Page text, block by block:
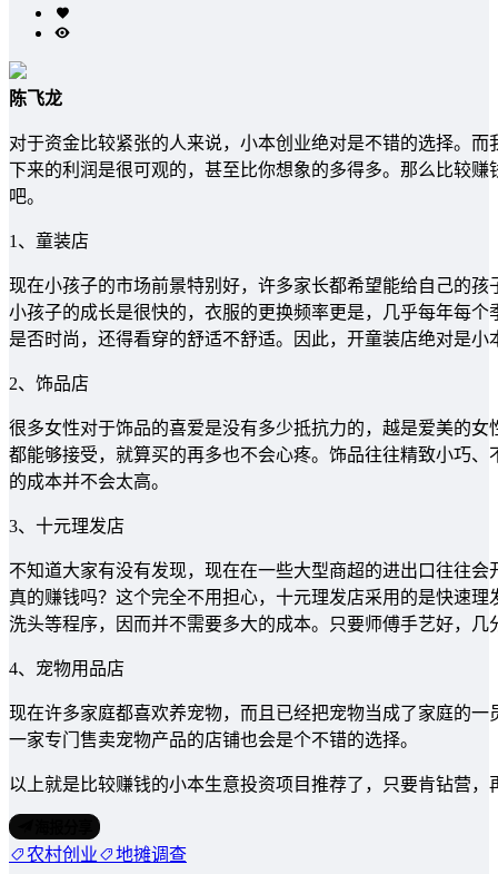
陈飞龙
对于资金比较紧张的人来说，小本创业绝对是不错的选择。
下来的利润是很可观的，甚至比你想象的多得多。那么比较
吧。
1、童装店
现在小孩子的市场前景特别好，许多家长都希望能给自己的
小孩子的成长是很快的，衣服的更换频率更是，几乎每年每
是否时尚，还得看穿的舒适不舒适。因此，开童装店绝对是小
2、饰品店
很多女性对于饰品的喜爱是没有多少抵抗力的，越是爱美的
都能够接受，就算买的再多也不会心疼。饰品往往精致小巧
的成本并不会太高。
3、十元理发店
不知道大家有没有发现，现在在一些大型商超的进出口往往
真的赚钱吗？这个完全不用担心，十元理发店采用的是快速
洗头等程序，因而并不需要多大的成本。只要师傅手艺好，
4、宠物用品店
现在许多家庭都喜欢养宠物，而且已经把宠物当成了家庭的
一家专门售卖宠物产品的店铺也会是个不错的选择。
以上就是比较赚钱的小本生意投资项目推荐了，只要肯钻营
农村创业 地摊调查